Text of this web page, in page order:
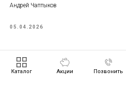
Андрей Чаптыков
05.04.2026
Каталог Акции Позвонить